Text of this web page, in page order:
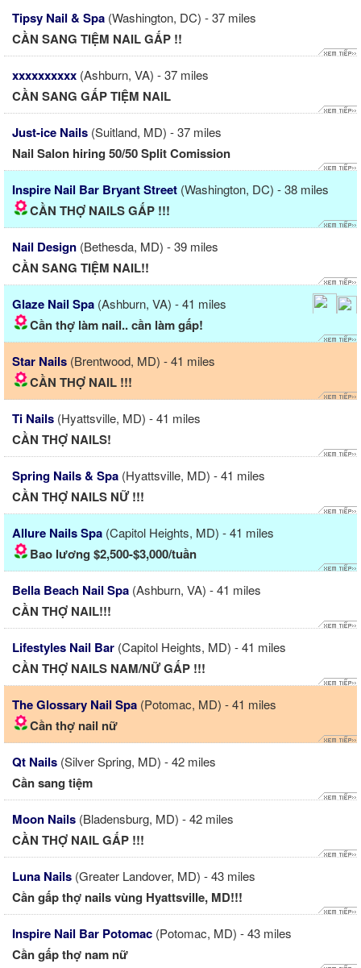
Tipsy Nail & Spa (Washington, DC) - 37 miles
CẦN SANG TIỆM NAIL GẤP !!
xxxxxxxxxx (Ashburn, VA) - 37 miles
CẦN SANG GẤP TIỆM NAIL
Just-ice Nails (Suitland, MD) - 37 miles
Nail Salon hiring 50/50 Split Comission
Inspire Nail Bar Bryant Street (Washington, DC) - 38 miles
CẦN THỢ NAILS GẤP !!!
Nail Design (Bethesda, MD) - 39 miles
CẦN SANG TIỆM NAIL!!
Glaze Nail Spa (Ashburn, VA) - 41 miles
Cần thợ làm nail.. cần làm gấp!
Star Nails (Brentwood, MD) - 41 miles
CẦN THỢ NAIL !!!
Ti Nails (Hyattsville, MD) - 41 miles
CẦN THỢ NAILS!
Spring Nails & Spa (Hyattsville, MD) - 41 miles
CẦN THỢ NAILS NỮ !!!
Allure Nails Spa (Capitol Heights, MD) - 41 miles
Bao lương $2,500-$3,000/tuần
Bella Beach Nail Spa (Ashburn, VA) - 41 miles
CẦN THỢ NAIL!!!
Lifestyles Nail Bar (Capitol Heights, MD) - 41 miles
CẦN THỢ NAILS NAM/NỮ GẤP !!!
The Glossary Nail Spa (Potomac, MD) - 41 miles
Cần thợ nail nữ
Qt Nails (Silver Spring, MD) - 42 miles
Cần sang tiệm
Moon Nails (Bladensburg, MD) - 42 miles
CẦN THỢ NAIL GẤP !!!
Luna Nails (Greater Landover, MD) - 43 miles
Cần gấp thợ nails vùng Hyattsville, MD!!!
Inspire Nail Bar Potomac (Potomac, MD) - 43 miles
Cần gấp thợ nam nữ